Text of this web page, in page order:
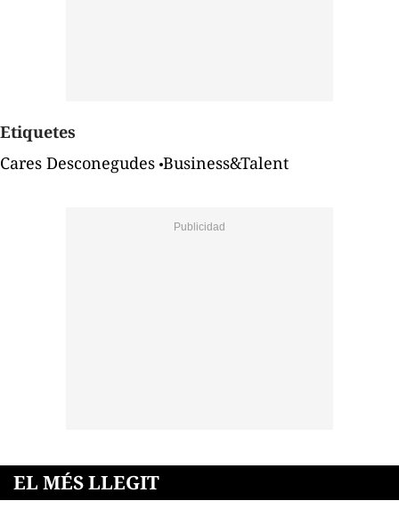
Etiquetes
Cares Desconegudes Business&Talent
EL MÉS LLEGIT